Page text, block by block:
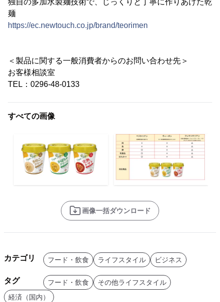
独自の多加水製麺技術で、じっくりと丁寧に作りあげた乾
麺
https://ec.newtouch.co.jp/brand/teorimen
＜製品に関する一般消費者からのお問い合わせ先＞
お客様相談室
TEL：0296-48-0133
すべての画像
画像一括ダウンロード
カテゴリ フード・飲食 ライフスタイル ビジネス
タグ フード・飲食
その他ライフスタイル
経済（国内）